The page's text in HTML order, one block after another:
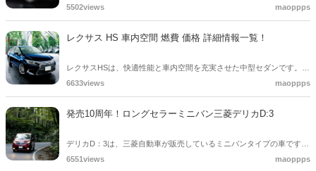
さであるオフロード走行時の興奮をそのままに、室内のラグジュアリ
りをもち、車内空間の心地よさを乗員全員が味わえるような工夫が随
所に見られます。
5502views maoppps
レクサス HS 車内空間 燃費 価格 詳細情報一覧！
レクサスHSは、快適性能と車内空間を充実させた中型セダンです。駆
動部に2．4L直4アトキンソンサイクルを採用した2モーター式ハイブ
両立させています。また価格や安全性能についてご紹介しますので、
クルマ選びの参考にしてみてください。
6633views maoppps
発売10周年！ロングセラーミニバン三菱デリカD:3
デリカD：3は、三菱自動車が販売しているミニバンタイプの車です。
日産からのOEM供給となっていますので、日産自動車が開発と製造を
6551views maoppps